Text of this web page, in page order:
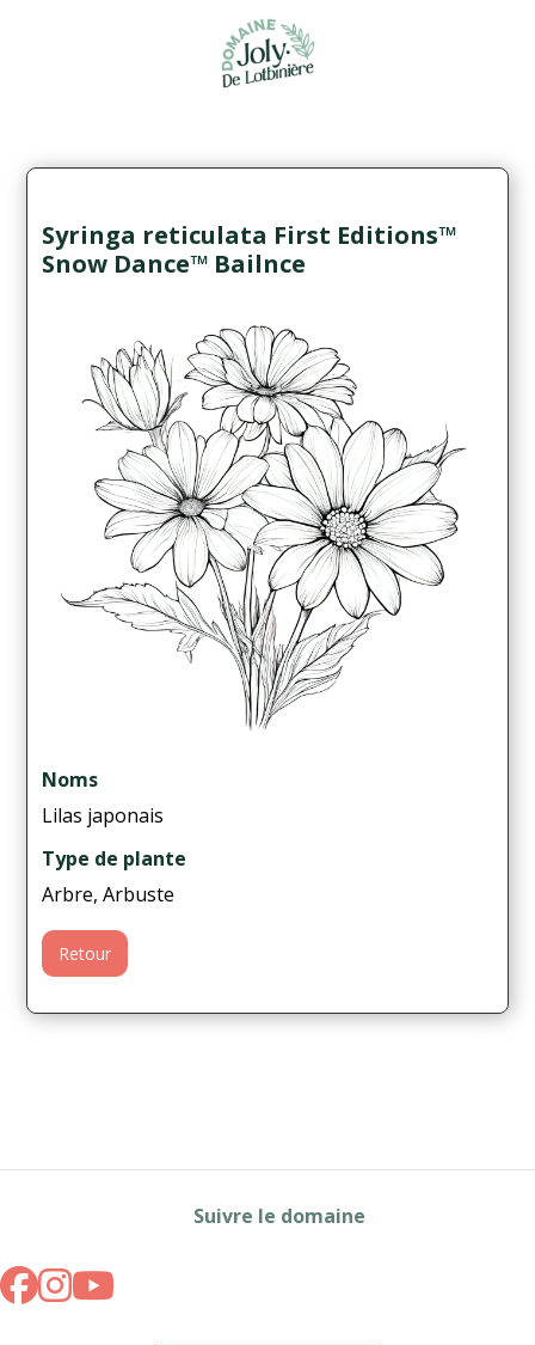
Syringa reticulata First Editions™
Snow Dance™ Bailnce
Noms
Lilas japonais
Type de plante
Arbre, Arbuste
Retour
Suivre le domaine